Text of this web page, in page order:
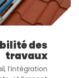
des
travaux
l’intégration